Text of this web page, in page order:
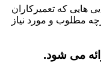
هایی که تعمیرکاران
مطلوب و مورد نیاز
می شود.